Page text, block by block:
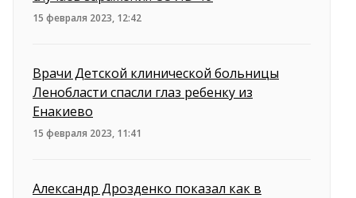
15 февраля 2023, 12:42
Врачи Детской клинической больницы
Ленобласти спасли глаз ребенку из
Енакиево
15 февраля 2023, 11:41
Александр Дрозденко показал как в